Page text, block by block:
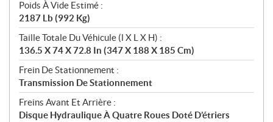
Poids À Vide Estimé :
2187 Lb (992 Kg)
Taille Totale Du Véhicule (l X L X H) :
136.5 X 74 X 72.8 In (347 X 188 X 185 Cm)
Frein De Stationnement :
Transmission De Stationnement
Freins Avant Et Arrière :
Disque Hydraulique À Quatre Roues Doté D’étriers